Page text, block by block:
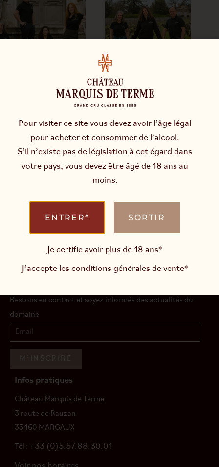
Restons en contact et soyez informés des actualités du
domaine
M’INSCRIRE
Infos pratiques
Château Marquis de Terme
3 route de Rauzan
33460 MARGAUX
Tél : +33 (0)5.57.88.30.01
Pour visiter ce site vous devez avoir l’âge légal
pour acheter et consommer de l’alcool.
S’il n’existe pas de législation à cet égard dans
votre pays, vous devez être âgé de 18 ans au
moins.
ENTRER* SORTIR
Je certifie avoir plus de 18 ans*
J’accepte les conditions générales de vente*